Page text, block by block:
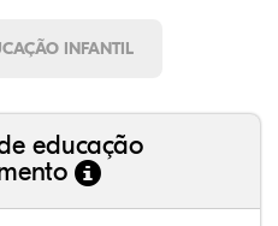
INFANTIL
educação